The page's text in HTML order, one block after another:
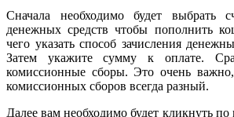
Сначала необходимо будет выбрать
денежных средств чтобы пополнить
чего указать способ зачисления
Затем укажите сумму к оплате.
комиссионные сборы. Это очень
комиссионных сборов всегда разный.
Далее вам необходимо будет кликнуть